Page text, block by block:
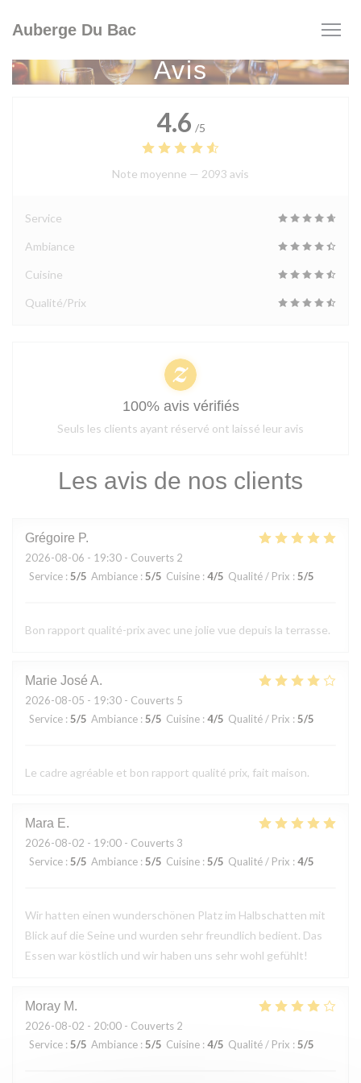
Auberge Du Bac
Avis
Les avis de nos clients
Grégoire P
2026-08-06 - 19:30 - Couverts 2
Service : 5/5 Ambiance : 5/5 Cuisine : 4/5 Qualité / Prix : 5/5
Bon rapport qualité-prix avec une jolie vue depuis la terrasse.
Marie José A
2026-08-05 - 19:30 - Couverts 5
Service : 5/5 Ambiance : 5/5 Cuisine : 4/5 Qualité / Prix : 5/5
Le cadre agréable et bon rapport qualité prix, fait maison.
Mara E
2026-08-02 - 19:00 - Couverts 3
Service : 5/5 Ambiance : 5/5 Cuisine : 5/5 Qualité / Prix : 4/5
Wir hatten einen wunderschönen Platz im Halbschatten mit
Blick auf die Seine und wurden sehr freundlich bedient. Das
Essen war köstlich und wir haben uns sehr wohl gefühlt!
Moray M
2026-08-02 - 20:00 - Couverts 2
Service : 5/5 Ambiance : 5/5 Cuisine : 4/5 Qualité / Prix : 5/5
4.6 /5
Note moyenne — 2093 avis
Service
Ambiance
Cuisine
Qualité/Prix
100% avis vérifiés
Seuls les clients ayant réservé ont laissé leur avis